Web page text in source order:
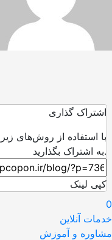
اشتراک گذاری
با استفاده از روش‌های
به اشتراک بگذارید.
کپی لینک
0
خدمات آنلاین
مشاوره و آموزش